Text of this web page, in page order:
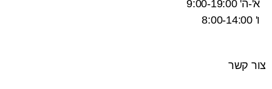
א'-ה' 9:00-19:00
ו' 8:00-14:00
צור קשר